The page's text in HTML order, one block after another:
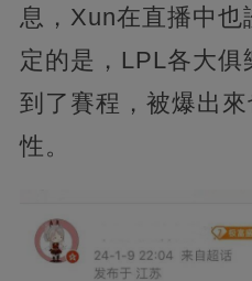
息，Xun在直播中也
定的是，LPL各大
到了賽程，被爆出
性。